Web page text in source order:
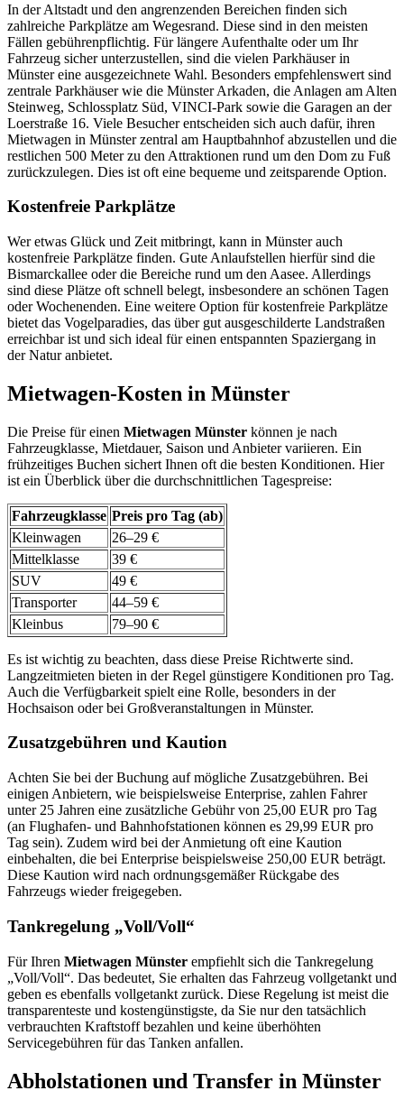
In der Altstadt und den angrenzenden Bereichen finden sich
zahlreiche Parkplätze am Wegesrand. Diese sind in den meisten
Fällen gebührenpflichtig. Für längere Aufenthalte oder um Ihr
Fahrzeug sicher unterzustellen, sind die vielen Parkhäuser in
Münster eine ausgezeichnete Wahl. Besonders empfehlenswert sind
zentrale Parkhäuser wie die Münster Arkaden, die Anlagen am Alten
Steinweg, Schlossplatz Süd, VINCI-Park sowie die Garagen an der
Loerstraße 16. Viele Besucher entscheiden sich auch dafür, ihren
Mietwagen in Münster zentral am Hauptbahnhof abzustellen und die
restlichen 500 Meter zu den Attraktionen rund um den Dom zu Fuß
zurückzulegen. Dies ist oft eine bequeme und zeitsparende Option.
Kostenfreie Parkplätze
Wer etwas Glück und Zeit mitbringt, kann in Münster auch
kostenfreie Parkplätze finden. Gute Anlaufstellen hierfür sind die
Bismarckallee oder die Bereiche rund um den Aasee. Allerdings
sind diese Plätze oft schnell belegt, insbesondere an schönen Tagen
oder Wochenenden. Eine weitere Option für kostenfreie Parkplätze
bietet das Vogelparadies, das über gut ausgeschilderte Landstraßen
erreichbar ist und sich ideal für einen entspannten Spaziergang in
der Natur anbietet.
Mietwagen-Kosten in Münster
Die Preise für einen Mietwagen Münster können je nach
Fahrzeugklasse, Mietdauer, Saison und Anbieter variieren. Ein
frühzeitiges Buchen sichert Ihnen oft die besten Konditionen. Hier
ist ein Überblick über die durchschnittlichen Tagespreise:
Fahrzeugklasse Preis pro Tag (ab)
Kleinwagen
26–29 €
Mittelklasse
39 €
SUV
49 €
Transporter
44–59 €
Kleinbus
79–90 €
Es ist wichtig zu beachten, dass diese Preise Richtwerte sind.
Langzeitmieten bieten in der Regel günstigere Konditionen pro Tag.
Auch die Verfügbarkeit spielt eine Rolle, besonders in der
Hochsaison oder bei Großveranstaltungen in Münster.
Zusatzgebühren und Kaution
Achten Sie bei der Buchung auf mögliche Zusatzgebühren. Bei
einigen Anbietern, wie beispielsweise Enterprise, zahlen Fahrer
unter 25 Jahren eine zusätzliche Gebühr von 25,00 EUR pro Tag
(an Flughafen- und Bahnhofstationen können es 29,99 EUR pro
Tag sein). Zudem wird bei der Anmietung oft eine Kaution
einbehalten, die bei Enterprise beispielsweise 250,00 EUR beträgt.
Diese Kaution wird nach ordnungsgemäßer Rückgabe des
Fahrzeugs wieder freigegeben.
Tankregelung „Voll/Voll“
Für Ihren Mietwagen Münster empfiehlt sich die Tankregelung
„Voll/Voll“. Das bedeutet, Sie erhalten das Fahrzeug vollgetankt und
geben es ebenfalls vollgetankt zurück. Diese Regelung ist meist die
transparenteste und kostengünstigste, da Sie nur den tatsächlich
verbrauchten Kraftstoff bezahlen und keine überhöhten
Servicegebühren für das Tanken anfallen.
Abholstationen und Transfer in Münster